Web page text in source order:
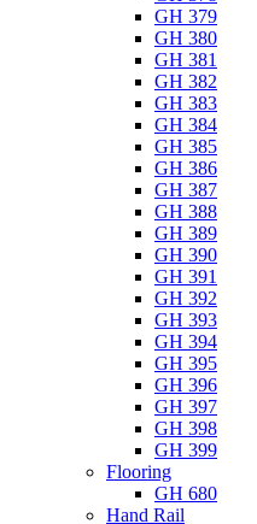
GH 379
GH 380
GH 381
GH 382
GH 383
GH 384
GH 385
GH 386
GH 387
GH 388
GH 389
GH 390
GH 391
GH 392
GH 393
GH 394
GH 395
GH 396
GH 397
GH 398
GH 399
Flooring
GH 680
Hand Rail